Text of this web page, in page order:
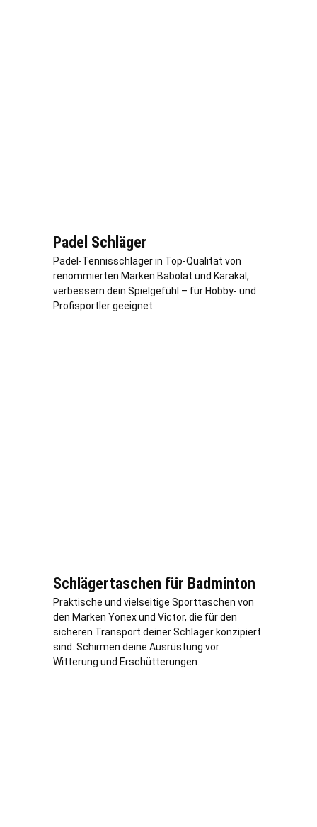
Padel Schläger
Padel-Tennisschläger in Top-Qualität von
renommierten Marken Babolat und Karakal,
verbessern dein Spielgefühl – für Hobby- und
Profisportler geeignet.
Schlägertaschen für Badminton
Praktische und vielseitige Sporttaschen von
den Marken Yonex und Victor, die für den
sicheren Transport deiner Schläger konzipiert
sind. Schirmen deine Ausrüstung vor
Witterung und Erschütterungen.